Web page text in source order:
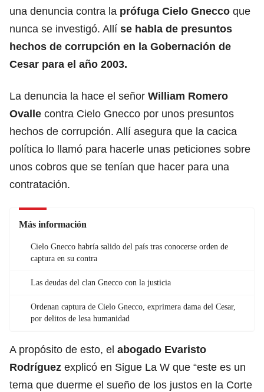
una denuncia contra la prófuga Cielo Gnecco que
nunca se investigó. Allí se habla de presuntos
hechos de corrupción en la Gobernación de
Cesar para el año 2003.
La denuncia la hace el señor William Romero
Ovalle contra Cielo Gnecco por unos presuntos
hechos de corrupción. Allí asegura que la cacica
política lo llamó para hacerle unas peticiones sobre
unos cobros que se tenían que hacer para una
contratación.
Más información
Cielo Gnecco habría salido del país tras conocerse orden de
captura en su contra
Las deudas del clan Gnecco con la justicia
Ordenan captura de Cielo Gnecco, exprimera dama del Cesar,
por delitos de lesa humanidad
A propósito de esto, el abogado Evaristo
Rodríguez explicó en Sigue La W que “este es un
tema que duerme el sueño de los justos en la Corte